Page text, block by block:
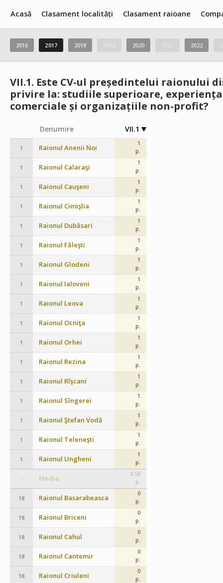
Acasă Clasament localități Clasament raioane
2016 2017 2018 2020 2022
VII.1. Este CV-ul președintelui raionului
privire la: studiile superioare,
comerciale și organizațiile non-profit?
Denumire VII.1
1 Raionul Anenii Noi
1
p.
1 Raionul Calaraşi
1
p.
1 Raionul Cauşeni
1
p.
1 Raionul Cimişlia
1
p.
1 Raionul Dubăsari
1
p.
1 Raionul Făleşti
1
p.
1 Raionul Glodeni
1
p.
1 Raionul Ialoveni
1
p.
1 Raionul Leova
1
p.
1 Raionul Ocniţa
1
p.
1 Raionul Orhei
1
p.
1 Raionul Rezina
1
p.
1 Raionul Rîşcani
1
p.
1 Raionul Sîngerei
1
p.
1 Raionul Ştefan Vodă
1
p.
1 Raionul Teleneşti
1
p.
1 Raionul Ungheni
1
p.
– Media
0.53
p.
18 Raionul Basarabeasca
0
p.
18 Raionul Briceni
0
p.
18 Raionul Cahul
0
p.
18 Raionul Cantemir
0
p.
18 Raionul Criuleni
0
p.